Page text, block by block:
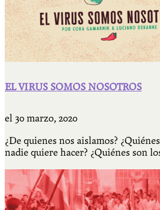
EL VIRUS SOMOS NOSOTROS
el 30 marzo, 2020
¿De quienes nos aislamos?
nadie quiere hacer? ¿Quiénes son